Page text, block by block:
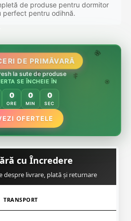
de produse pentru dormitor
perfect pentru odihnă.
🌸
🏵️
DE PRIMĂVARĂ
la sute de produse
SE ÎNCHEIE ÎN
0
ORE
0
MIN
0
SEC
OFERTELE
cu Încredere
livrare, plată și returnare
TRANSPORT